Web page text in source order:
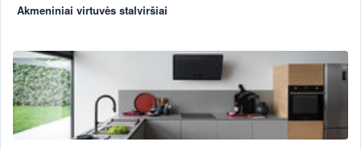
Akmeniniai virtuvės stalviršiai